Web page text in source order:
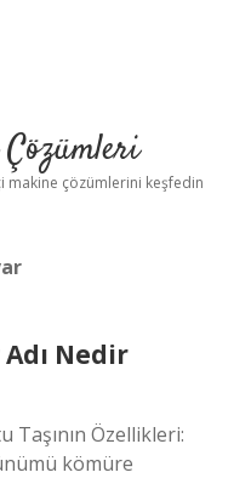
makine çözümlerini keşfedin
Nedir
Taşının Özellikleri:
kömüre